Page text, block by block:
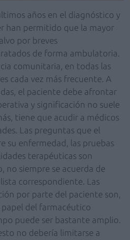
años en el diagnóstico y
han permitido que la mayor
por breves
de forma ambulatoria.
comunitaria, en todas las
cada vez más frecuente. A
el paciente debe afrontar
y significación no suele
tiene que acudir a médicos
Las preguntas que el
su enfermedad, las pruebas
terapéuticas son
no siempre se acuerda de
correspondiente. Las
por parte del paciente son,
del farmacéutico
puede ser bastante amplio.
no debería limitarse a